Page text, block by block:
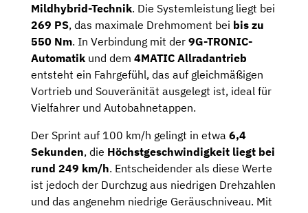
Mildhybrid-Technik. Die Systemleistung liegt bei
269 PS, das maximale Drehmoment bei bis zu
550 Nm. In Verbindung mit der 9G-TRONIC-
Automatik und dem 4MATIC Allradantrieb
entsteht ein Fahrgefühl, das auf gleichmäßigen
Vortrieb und Souveränität ausgelegt ist, ideal für
Vielfahrer und Autobahnetappen.
Der Sprint auf 100 km/h gelingt in etwa 6,4
Sekunden, die Höchstgeschwindigkeit liegt bei
rund 249 km/h. Entscheidender als diese Werte
ist jedoch der Durchzug aus niedrigen Drehzahlen
und das angenehm niedrige Geräuschniveau. Mit